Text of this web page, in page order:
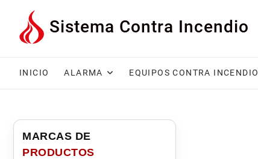
contenido
Sistema Contra Incendio
INICIO ALARMA EQUIPOS CONTRA INCENDIO